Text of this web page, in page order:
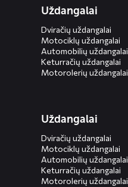
Uždangalai
Dviračių uždangalai
Motociklų uždangalai
Automobilių uždangalai
Keturračių uždangalai
Motorolerių uždangalai
Uždangalai
Dviračių uždangalai
Motociklų uždangalai
Automobilių uždangalai
Keturračių uždangalai
Motorolerių uždangalai